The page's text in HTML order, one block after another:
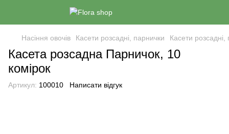
Насіння овочів Касети розсадні, парнички Касети
Касета розсадна Парничок, 10
комірок
Артикул: 100010 Написати відгук